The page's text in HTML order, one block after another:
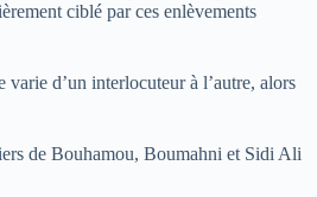
ciblé par ces enlèvements
d’un interlocuteur à l’autre, alors
de Bouhamou, Boumahni et Sidi Ali